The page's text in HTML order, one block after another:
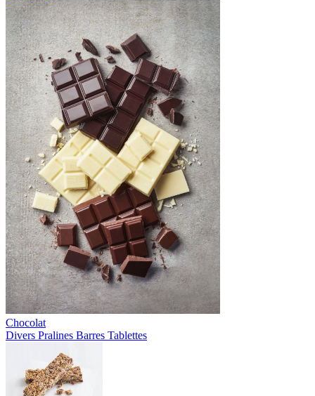
Chocolat
Divers Pralines Barres Tablettes